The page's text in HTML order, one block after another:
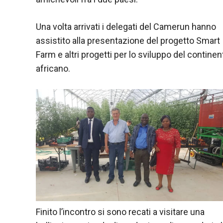
Una volta arrivati i delegati del Camerun hanno
assistito alla presentazione del progetto Smart
Farm e altri progetti per lo sviluppo del
africano.
Finito l’incontro si sono recati a visitare una
personalizzati.